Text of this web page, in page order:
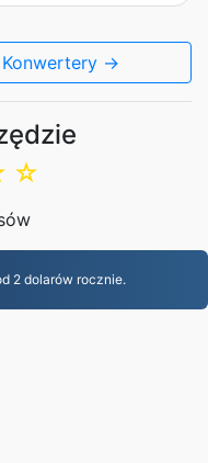
→
☆
2 dolarów rocznie.